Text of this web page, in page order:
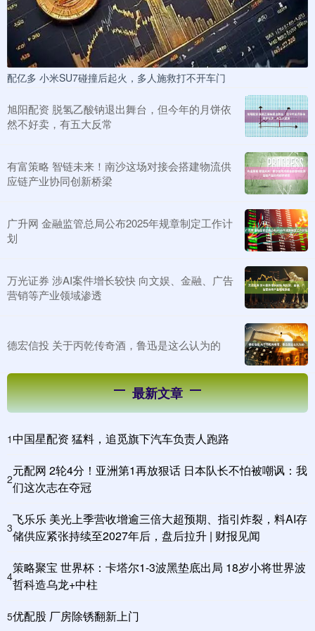
配亿多 小米SU7碰撞后起火，多人施救打不开车门
旭阳配资 脱氢乙酸钠退出舞台，但今年的月饼依
然不好卖，有五大反常
有富策略 智链未来！南沙这场对接会搭建物流供
应链产业协同创新桥梁
广升网 金融监管总局公布2025年规章制定工作计
划
万光证券 涉AI案件增长较快 向文娱、金融、广告
营销等产业领域渗透
德宏信投 关于丙乾传奇酒，鲁迅是这么认为的
最新文章
1中国星配资 猛料，追觅旗下汽车负责人跑路
2
元配网 2轮4分！亚洲第1再放狠话 日本队长不怕被嘲讽：我
们这次志在夺冠
3
飞乐乐 美光上季营收增逾三倍大超预期、指引炸裂，料AI存
储供应紧张持续至2027年后，盘后拉升 | 财报见闻
4
策略聚宝 世界杯：卡塔尔1-3波黑垫底出局 18岁小将世界波
哲科造乌龙+中柱
5优配股 厂房除锈翻新上门